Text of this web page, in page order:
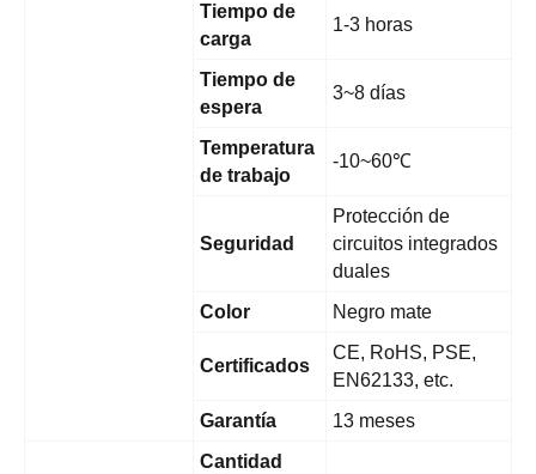
Tiempo de
carga
1-3 horas
Tiempo de
espera
3~8 días
Temperatura
de trabajo
-10~60℃
Seguridad
Protección de
circuitos integrados
duales
Color
Negro mate
Certificados
CE, RoHS, PSE,
EN62133, etc.
Garantía
13 meses
Cantidad